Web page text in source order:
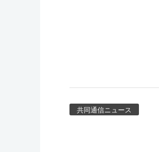
共同通信ニュース